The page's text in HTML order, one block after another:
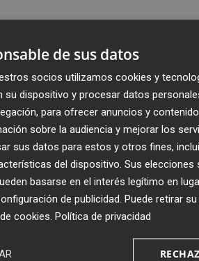
Recibe toda la
Plaza Podcast en
de sus datos
socios utilizamos cookies y
su dispositivo y procesar datos
para ofrecer anuncios y
sobre la audiencia y mejorar los
sus datos para estos y otros fines,
del dispositivo. Sus
basarse en el interés legítimo en
de publicidad . Puede retirar
cookies Política de privacidad